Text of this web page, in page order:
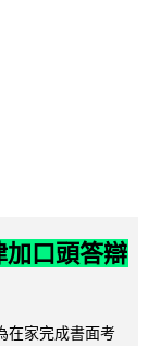
加口頭答辯
在家完成書面考